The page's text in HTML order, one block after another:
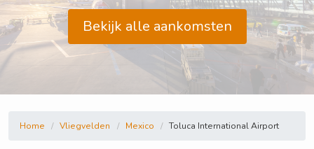
Bekijk alle aankomsten
Home Vliegvelden Mexico Toluca International Airport